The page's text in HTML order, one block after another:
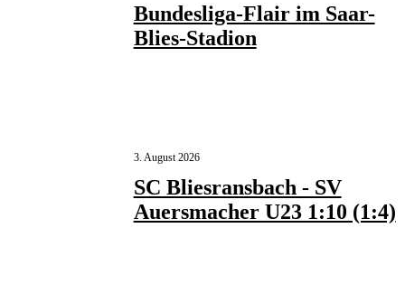
Bundesliga-Flair im Saar-
Blies-Stadion
3. August 2026
SC Bliesransbach - SV
Auersmacher U23 1:10 (1:4)